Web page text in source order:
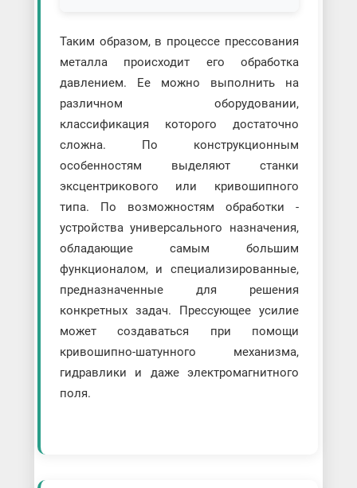
Таким образом, в процессе прессования
металла происходит его обработка
давлением. Ее можно выполнить на
различном оборудовании,
классификация которого достаточно
сложна. По конструкционным
особенностям выделяют станки
эксцентрикового или кривошипного
типа. По возможностям обработки -
устройства универсального назначения,
обладающие самым большим
функционалом, и специализированные,
предназначенные для решения
конкретных задач. Прессующее усилие
может создаваться при помощи
кривошипно-шатунного механизма,
гидравлики и даже электромагнитного
поля.